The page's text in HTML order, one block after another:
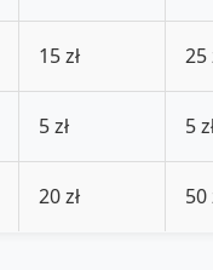
15 zł 25
5 zł 5
20 zł 50